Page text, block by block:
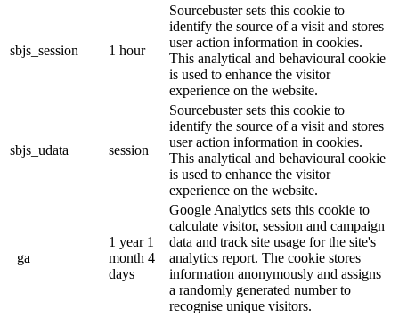
sbjs_session 1 hour
Sourcebuster sets this cookie to
identify the source of a visit and stores
user action information in cookies.
This analytical and behavioural cookie
is used to enhance the visitor
experience on the website.
sbjs_udata session
Sourcebuster sets this cookie to
identify the source of a visit and stores
user action information in cookies.
This analytical and behavioural cookie
is used to enhance the visitor
experience on the website.
_ga
1 year 1
month 4
days
Google Analytics sets this cookie to
calculate visitor, session and campaign
data and track site usage for the site's
analytics report. The cookie stores
information anonymously and assigns
a randomly generated number to
recognise unique visitors.